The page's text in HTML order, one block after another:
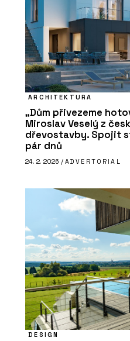
ARCHITEKTURA
„Dům přivezeme
Miroslav Veselý z
dřevostavby. Spojit
pár dnů
24. 2. 2026 / ADVERTORIAL
DESIGN